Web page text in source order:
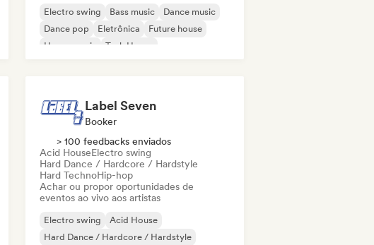
Electro swing Bass music
Dance music
Dance pop
Eletrônica
Future house
House music
Tech House
Label Seven
Booker
> 100 feedbacks enviados
Acid HouseElectro swing
Hard Dance / Hardcore / Hardstyle
Hard TechnoHip-hop
Achar ou propor oportunidades de
eventos ao vivo aos artistas
Electro swing
Acid House
Hard Dance / Hardcore / Hardstyle